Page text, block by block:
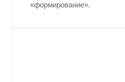
«формирование».